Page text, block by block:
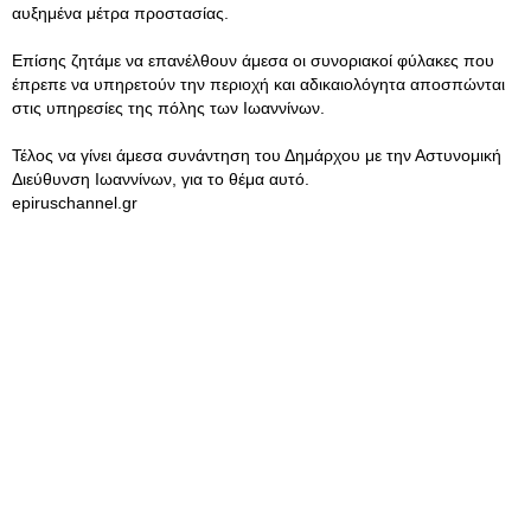
αυξημένα μέτρα προστασίας.
Επίσης ζητάμε να επανέλθουν άμεσα οι συνοριακοί φύλακες που
έπρεπε να υπηρετούν την περιοχή και αδικαιολόγητα αποσπώνται
στις υπηρεσίες της πόλης των Ιωαννίνων.
Τέλος να γίνει άμεσα συνάντηση του Δημάρχου με την Αστυνομική
Διεύθυνση Ιωαννίνων, για το θέμα αυτό.
epiruschannel.gr